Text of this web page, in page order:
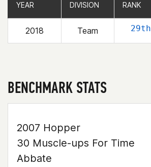
YEAR DIVISION RANK
2018 Team 29th
YEAR DIVISION RANK
BENCHMARK STATS
2007 Hopper
30 Muscle-ups For Time
Abbate